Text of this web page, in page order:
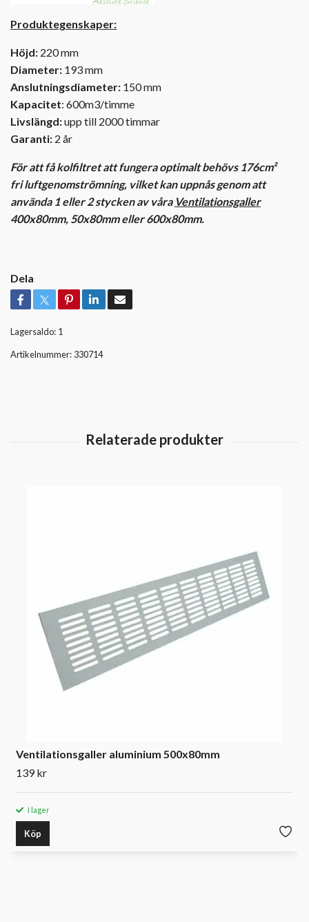
Produktegenskaper:
Höjd: 220 mm
Diameter: 193 mm
Anslutningsdiameter: 150 mm
Kapacitet: 600m3/timme
Livslängd:upp till 2000 timmar
Garanti: 2 år
För att få kolfiltret att fungera optimalt behövs 176cm²
fri luftgenomströmning, vilket kan uppnås genom att
använda 1 eller 2 stycken av våra Ventilationsgaller
400x80mm, 50x80mm eller 600x80mm.
Dela
Lagersaldo: 1
Artikelnummer: 330714
Ventilationsgaller aluminium 500x80mm
139 kr
I lager
Köp